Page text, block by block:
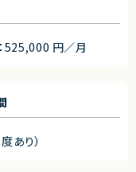
円／月
あり）